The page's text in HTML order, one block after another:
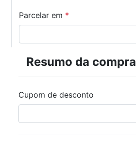
Parcelar em *
Resumo da compra
Cupom de desconto